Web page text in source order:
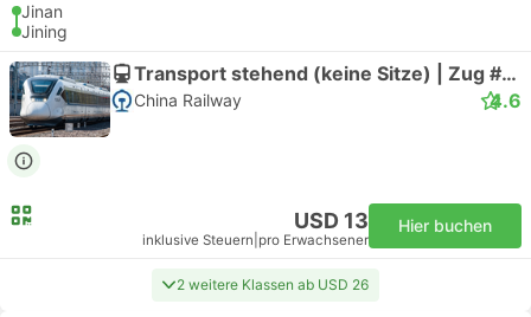
Jinan
Jining
Transport stehend (keine Sitze) | Zug #D211
China Railway 4.6
USD 13
inklusive Steuern pro Erwachsener
Hier buchen
2 weitere Klassen ab USD 26